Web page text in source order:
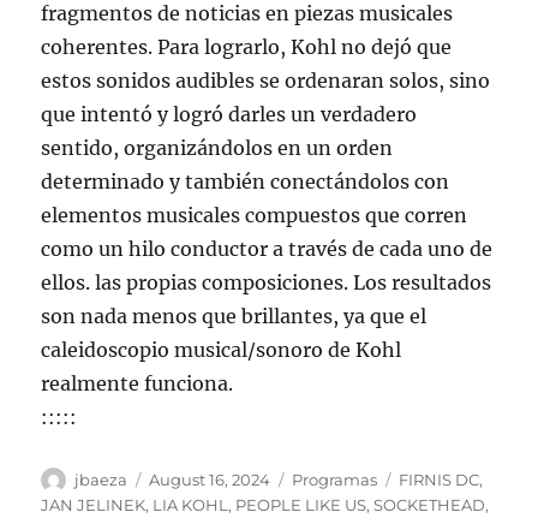
fragmentos de noticias en piezas musicales
coherentes. Para lograrlo, Kohl no dejó que
estos sonidos audibles se ordenaran solos, sino
que intentó y logró darles un verdadero
sentido, organizándolos en un orden
determinado y también conectándolos con
elementos musicales compuestos que corren
como un hilo conductor a través de cada uno de
ellos. las propias composiciones. Los resultados
son nada menos que brillantes, ya que el
caleidoscopio musical/sonoro de Kohl
realmente funciona.
:::::
Author
jbaeza
Posted
on
August 16, 2024 Categories
Programas Tags
FIRNIS DC,
JAN JELINEK, LIA KOHL, PEOPLE LIKE US,SOCKETHEAD,